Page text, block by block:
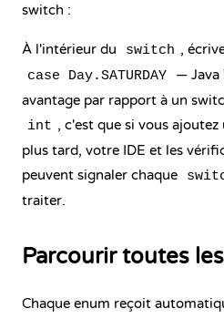
switch :
À l'intérieur du switch ,
case Day.SATURDAY
— Java
avantage par rapport à un
int , c'est que si vous
plus tard, votre IDE et les
peuvent signaler chaque
traiter.
Parcourir toutes
Chaque enum reçoit